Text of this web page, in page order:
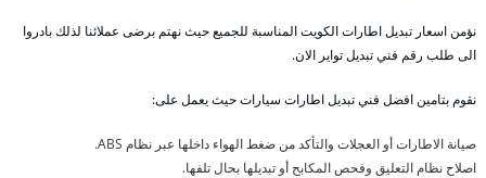
نؤمن اسعار تبديل اطارات الكويت المناسبة للجميع حيث نهتم برضى عملائنا لذلك بادروا
الى طلب رقم فني تبديل تواير الان.
نقوم بتامين افضل فني تبديل اطارات سيارات حيث يعمل على:
صيانة الاطارات أو العجلات والتأكد من ضغط الهواء داخلها عبر نظام ABS.
اصلاح نظام التعليق وفحص المكابح أو تبديلها بحال تلفها.